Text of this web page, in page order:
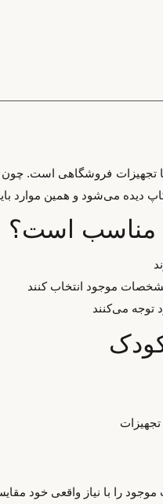
یا تجهیزات فروشگاهی است.
موجود انتخاب کنند
توجه می‌کنند
را با نیاز واقعی خود